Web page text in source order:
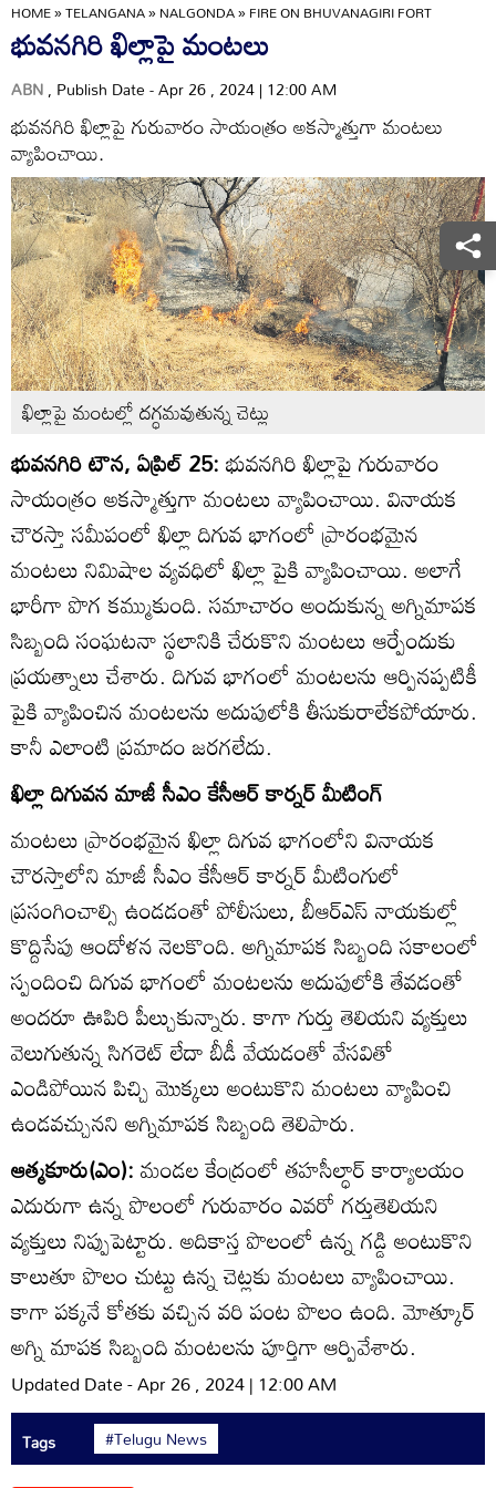
HOME»TELANGANA»NALGONDA»FIRE ON BHUVANAGIRI FORT
భువనగిరి ఖిల్లాపై మంటలు
ABN, Publish Date - Apr 26 , 2024 | 12:00 AM
భువనగిరి ఖిల్లాపై గురువారం సాయంత్రం అకస్మాత్తుగా మంటలు
వ్యాపించాయి.
ఖిల్లాపై మంటల్లో దగ్ధమవుతున్న చెట్లు
భువనగిరి టౌన, ఏప్రిల్‌ 25:భువనగిరి ఖిల్లాపై గురువారం
సాయంత్రం అకస్మాత్తుగా మంటలు వ్యాపించాయి. వినాయక
చౌరస్తా సమీపంలో ఖిల్లా దిగువ భాగంలో ప్రారంభమైన
మంటలు నిమిషాల వ్యవధిలో ఖిల్లా పైకి వ్యాపించాయి. అలాగే
భారీగా పొగ కమ్ముకుంది. సమాచారం అందుకున్న అగ్నిమాపక
సిబ్బంది సంఘటనా స్థలానికి చేరుకొని మంటలు ఆర్పేందుకు
ప్రయత్నాలు చేశారు. దిగువ భాగంలో మంటలను ఆర్పినప్పటికీ
పైకి వ్యాపించిన మంటలను అదుపులోకి తీసుకురాలేకపోయారు.
కానీ ఎలాంటి ప్రమాదం జరగలేదు.
ఖిల్లా దిగువన మాజీ సీఎం కేసీఆర్‌ కార్నర్‌ మీటింగ్‌
మంటలు ప్రారంభమైన ఖిల్లా దిగువ భాగంలోని వినాయక
చౌరస్తాలోని మాజీ సీఎం కేసీఆర్‌ కార్నర్‌ మీటింగులో
ప్రసంగించాల్సి ఉండడంతో పోలీసులు, బీఆర్‌ఎస్‌ నాయకుల్లో
కొద్దిసేపు ఆందోళన నెలకొంది. అగ్నిమాపక సిబ్బంది సకాలంలో
స్పందించి దిగువ భాగంలో మంటలను అదుపులోకి తేవడంతో
అందరూ ఊపిరి పీల్చుకున్నారు. కాగా గుర్తు తెలియని వ్యక్తులు
వెలుగుతున్న సిగరెట్‌ లేదా బీడీ వేయడంతో వేసవితో
ఎండిపోయిన పిచ్చి మొక్కలు అంటుకొని మంటలు వ్యాపించి
ఉండవచ్చునని అగ్నిమాపక సిబ్బంది తెలిపారు.
ఆత్మకూరు(ఎం):మండల కేంద్రంలో తహసీల్ధార్‌ కార్యాలయం
ఎదురుగా ఉన్న పొలంలో గురువారం ఎవరో గర్తుతెలియని
వ్యక్తులు నిప్పుపెట్టారు. అదికాస్త పొలంలో ఉన్న గడ్డి అంటుకొని
కాలుతూ పొలం చుట్టు ఉన్న చెట్లకు మంటలు వ్యాపించాయి.
కాగా పక్కనే కోతకు వచ్చిన వరి పంట పొలం ఉంది. మోత్కూర్‌
అగ్ని మాపక సిబ్బంది మంటలను పూర్తిగా ఆర్పివేశారు.
Updated Date - Apr 26 , 2024 | 12:00 AM
Tags #Telugu News